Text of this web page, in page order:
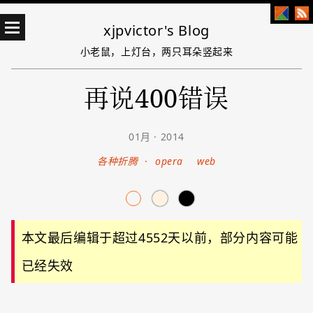
xjpvictor's Blog
小老鼠，上灯台，两只耳朵竖起来
再说400错误
01月 · 2014
各种折腾 · opera web
本文最后编辑于超过4552天以前，部分内容可能
已经失效